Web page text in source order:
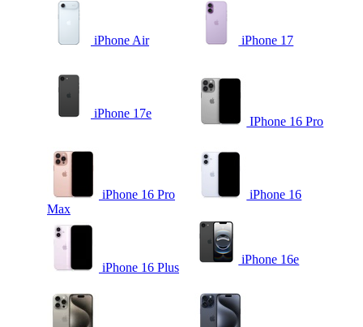
iPhone Air iPhone 17
iPhone 17e
IPhone 16 Pro
iPhone 16 Pro
Max
iPhone 16
iPhone 16 Plus
iPhone 16e